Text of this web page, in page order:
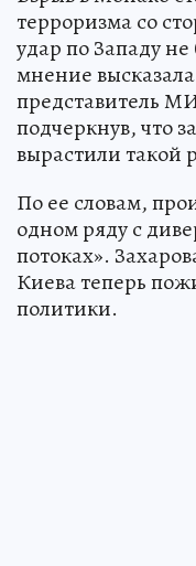
терроризма со
удар по Западу
мнение
представитель
подчеркнув, что
вырастили
По ее словам,
одном ряду с
потоках».
Киева теперь
политики.